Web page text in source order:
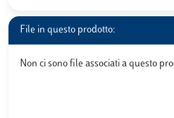
File in questo prodotto:
Non ci sono file associati a questo